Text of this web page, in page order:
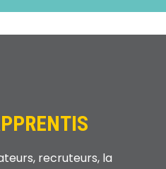
recruteurs, la